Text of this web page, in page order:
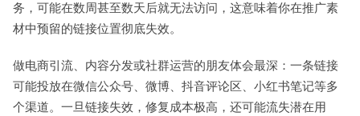
务，可能在数周甚至数天后就无法访问，这意味着你在推广素
材中预留的链接位置彻底失效。
做电商引流、内容分发或社群运营的朋友体会最深：一条链接
可能投放在微信公众号、微博、抖音评论区、小红书笔记等多
个渠道。一旦链接失效，修复成本极高，还可能流失潜在用